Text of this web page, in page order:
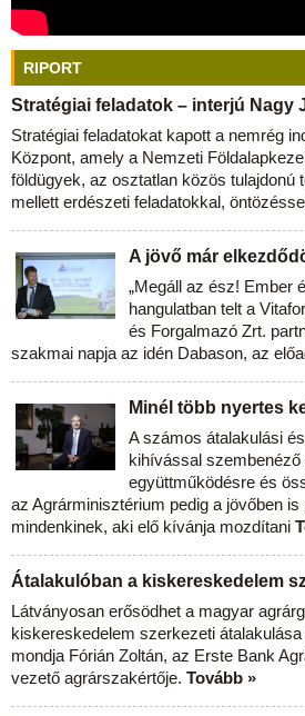
RIPORT
Stratégiai feladatok – interjú Nagy
Stratégiai feladatokat kapott a nemrég
Központ, amely a Nemzeti
földügyek, az osztatlan közös tulajdonú
mellett erdészeti feladatokkal,
A jövő már
„Megáll az ész! Ember
hangulatban telt a
és Forgalmazó Zrt.
szakmai napja az idén Dabason, az
Minél több nyertes
A számos átalakulási
kihívással szembenéző
együttműködésre és
az Agrárminisztérium pedig a jövőben is
mindenkinek, aki elő kívánja mozdítani
Átalakulóban a kiskereskedelem
Látványosan erősödhet a magyar
kiskereskedelem szerkezeti
mondja Fórián Zoltán, az Erste Bank
vezető agrárszakértője. Tovább »